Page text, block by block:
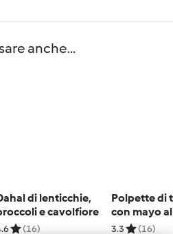
anche...
di lenticchie,
e cavolfiore
(16)
Polpette di
con mayo
(vegan)
3.3 (16)